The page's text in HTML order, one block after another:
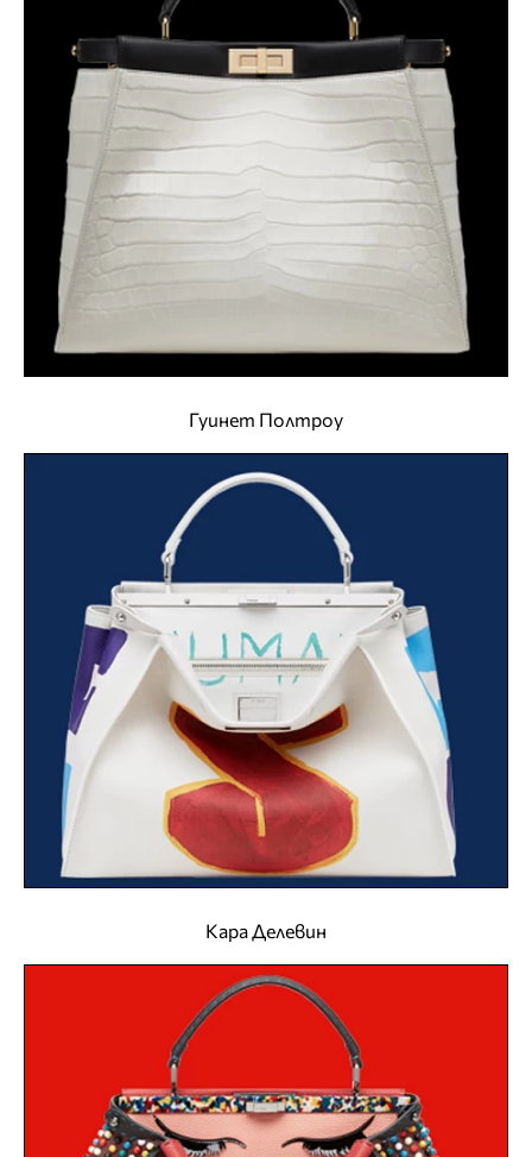
Гуинет Полтроу
Кара Делевин